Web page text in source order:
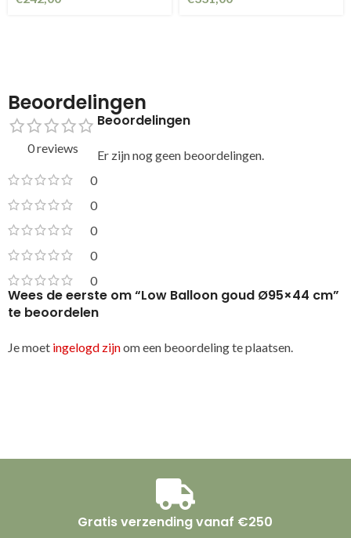
Beoordelingen
0 reviews
0
0
0
0
0
Beoordelingen
Er zijn nog geen beoordelingen.
Wees de eerste om “Low Balloon goud Ø95×44 cm”
te beoordelen
Je moet ingelogd zijnom een beoordeling te plaatsen.
Gratis verzending vanaf €250